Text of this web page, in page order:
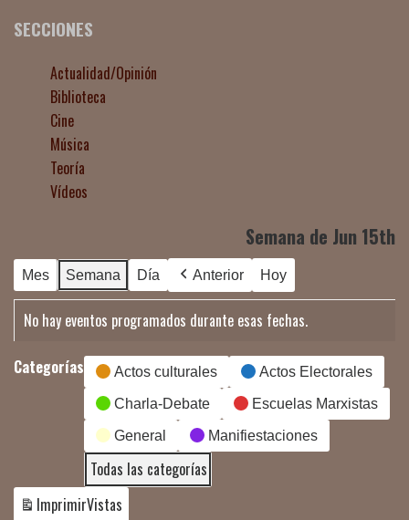
SECCIONES
Actualidad/Opinión
Biblioteca
Cine
Música
Teoría
Vídeos
Semana de Jun 15th
Mes Semana Día Anterior Hoy
No hay eventos programados durante esas fechas.
Categorías Actos culturales Actos Electorales
Charla-Debate Escuelas Marxistas
General Manifiestaciones
Todas las categorías
ImprimirVistas